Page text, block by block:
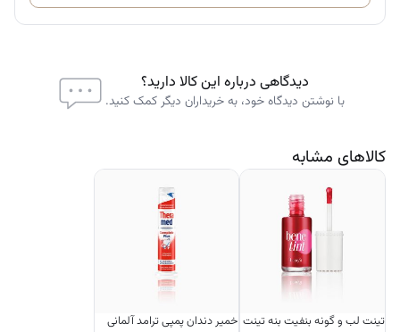
دیدگاهی درباره این کالا دارید؟
با نوشتن دیدگاه خود، به خریداران دیگر کمک کنید.
کالاهای مشابه
تینت لب و گونه بنفیت بنه تینت خمیر دندان پمپی ترامد آلمانی